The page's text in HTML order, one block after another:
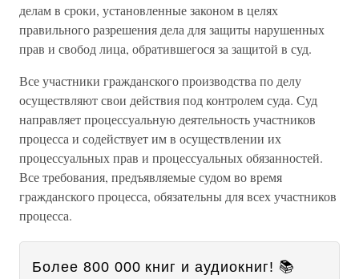
делам в сроки, установленные законом в целях
правильного разрешения дела для защиты нарушенных
прав и свобод лица, обратившегося за защитой в суд.
Все участники гражданского производства по делу
осуществляют свои действия под контролем суда. Суд
направляет процессуальную деятельность участников
процесса и содействует им в осуществлении их
процессуальных прав и процессуальных обязанностей.
Все требования, предъявляемые судом во время
гражданского процесса, обязательны для всех участников
процесса.
Более 800 000 книг и аудиокниг! 📚